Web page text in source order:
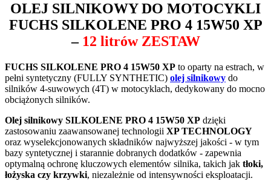
OLEJ SILNIKOWY DO MOTOCYKLI
FUCHS SILKOLENE PRO 4 15W50 XP
– 12 litrów ZESTAW
FUCHS SILKOLENE PRO 4 15W50 XP to oparty na estrach, w
pełni syntetyczny (FULLY SYNTHETIC) olej silnikowy do
silników 4-suwowych (4T) w motocyklach, dedykowany do mocno
obciążonych silników.
Olej silnikowy SILKOLENE PRO 4 15W50 XP dzięki
zastosowaniu zaawansowanej technologii XP TECHNOLOGY
oraz wyselekcjonowanych składników najwyższej jakości - w tym
bazy syntetycznej i starannie dobranych dodatków - zapewnia
optymalną ochronę kluczowych elementów silnika, takich jak tłoki,
łożyska czy krzywki, niezależnie od intensywności eksploatacji.